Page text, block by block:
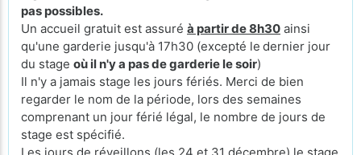
pas possibles.
Un accueil gratuit est assuré à partir de 8h30 ainsi
qu'une garderie jusqu'à 17h30 (excepté le dernier jour
du stage où il n'y a pas de garderie le soir)
Il n'y a jamais stage les jours fériés. Merci de bien
regarder le nom de la période, lors des semaines
comprenant un jour férié légal, le nombre de jours de
stage est spécifié.